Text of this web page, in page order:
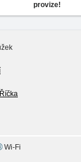
provize!
Wi-Fi